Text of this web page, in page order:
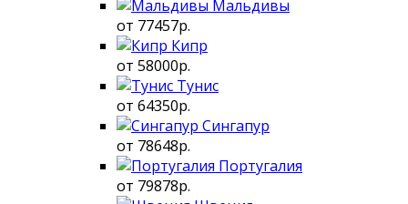
Мальдивы
от 77457р.
Кипр
от 58000р.
Тунис
от 64350р.
Сингапур
от 78648р.
Португалия
от 79878р.